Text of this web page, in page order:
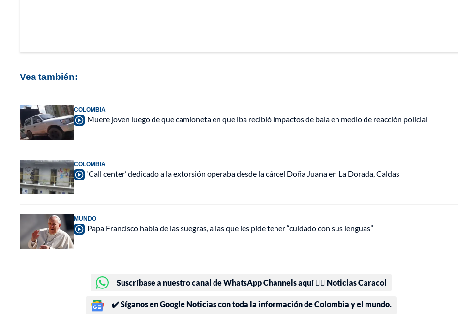
Vea también:
COLOMBIA
Muere joven luego de que camioneta en que iba recibió impactos de bala en medio de reacción policial
COLOMBIA
‘Call center’ dedicado a la extorsión operaba desde la cárcel Doña Juana en La Dorada, Caldas
MUNDO
Papa Francisco habla de las suegras, a las que les pide tener “cuidado con sus lenguas”
Suscríbase a nuestro canal de WhatsApp Channels aquí 👉🏻 Noticias Caracol
✔️ Síganos en Google Noticias con toda la información de Colombia y el mundo.